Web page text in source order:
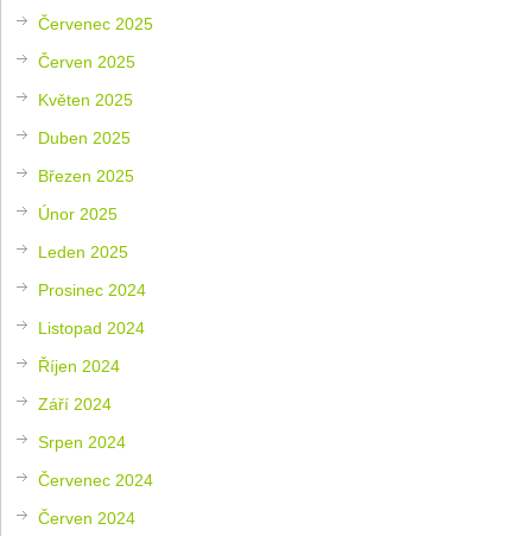
Červenec 2025
Červen 2025
Květen 2025
Duben 2025
Březen 2025
Únor 2025
Leden 2025
Prosinec 2024
Listopad 2024
Říjen 2024
Září 2024
Srpen 2024
Červenec 2024
Červen 2024